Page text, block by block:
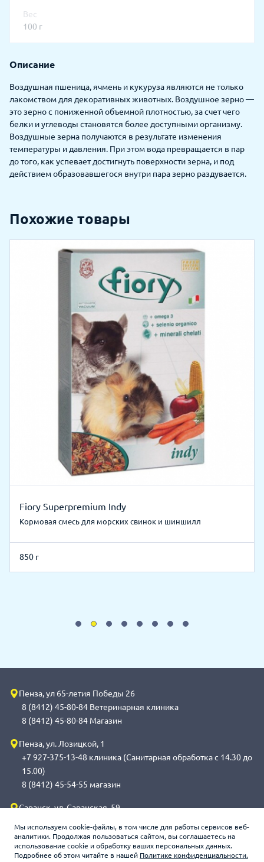
Мы используем cookie-файлы, в том числе для работы сервисов веб-
аналитики. Продолжая пользоваться сайтом, вы соглашаетесь на
использование cookie и обработку ваших персональных данных.
Подробнее об этом читайте в нашей Политике конфиденциальности.
Вес
100 г
Описание
Воздушная пшеница, ячмень и кукуруза являются не только
лакомством для декоративных животных. Воздушное зерно —
это зерно с пониженной объемной плотностью, за счет чего
белки и углеводы становятся более доступными организму.
Воздушные зерна получаются в результате изменения
температуры и давления. При этом вода превращается в пар
до того, как успевает достигнуть поверхности зерна, и под
действием образовавшегося внутри пара зерно раздувается.
Похожие товары
Fiory Superpremium Indy
Кормовая смесь для морских свинок и шиншилл
850 г
Пенза, ул 65-летия Победы 26
8 (8412) 45-80-84 Ветеринарная клиника
8 (8412) 45-80-84 Магазин
Пенза, ул. Лозицкой, 1
+7 927-375-13-48 клиника (Санитарная обработка с 14.30 до
15.00)
8 (8412) 45-54-55 магазин
Саранск, ул. Саранская, 59
обработка с 14.00 до 14.30)
8 (8342) 272-275 магазин